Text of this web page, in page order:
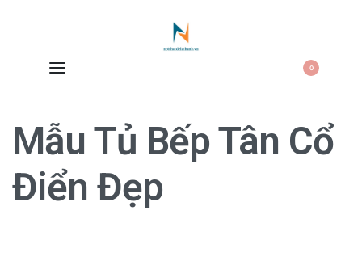
0
Mẫu Tủ Bếp Tân Cổ
Điển Đẹp